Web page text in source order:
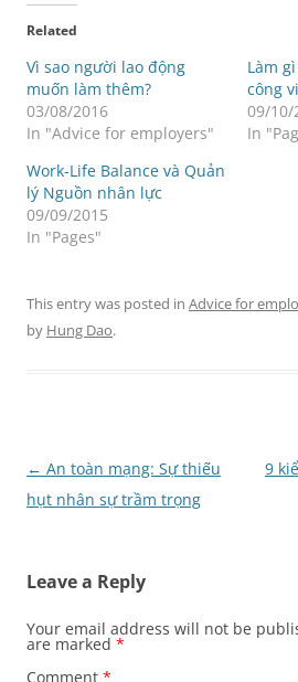
Related
Vì sao người lao động
muốn làm thêm?
03/08/2016
In "Advice for employers"
Làm
công
09/10/
In
Work-Life Balance và Quản
lý Nguồn nhân lực
09/09/2015
In "Pages"
This entry was posted in Advice for
by Hung Dao.
Post
navigation
← An toàn mạng: Sự thiếu
hụt nhân sự trầm trọng
9
Leave a Reply
Your email address will not be
are marked *
Comment *